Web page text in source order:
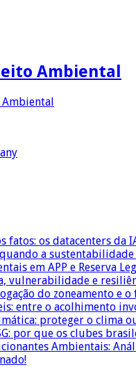
Ambiental
fatos: os datacenters
a
em APP e Reserva
vulnerabilidade e
do zoneamento e
entre o acolhimento
proteger o clima
por que os clubes
Ambientais: